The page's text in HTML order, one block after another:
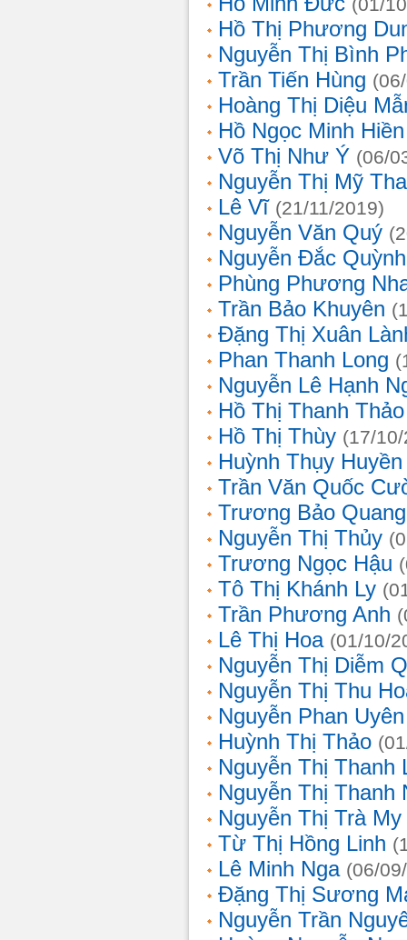
Hồ Thị Phương
Nguyễn Thị Bình
Trần Tiến Hùng
Hoàng Thị Diệu
Hồ Ngọc Minh Hiền
Võ Thị Như Ý (06/
Nguyễn Thị Mỹ
Lê Vĩ (21/11/2019)
Nguyễn Văn Quý
Nguyễn Đắc
Phùng Phương
Trần Bảo Khuyên
Đặng Thị Xuân
Phan Thanh Long
Nguyễn Lê Hạnh
Hồ Thị Thanh Thảo
Hồ Thị Thùy (17/
Huỳnh Thụy
Trần Văn Quốc
Trương Bảo
Nguyễn Thị Thủy
Trương Ngọc Hậu
Tô Thị Khánh Ly
Trần Phương Anh
Lê Thị Hoa (01/10/
Nguyễn Thị Diễm
Nguyễn Thị Thu
Nguyễn Phan
Huỳnh Thị Thảo
Nguyễn Thị Thanh
Nguyễn Thị Thanh
Nguyễn Thị Trà My
Từ Thị Hồng Linh
Lê Minh Nga (06/
Đặng Thị Sương
Nguyễn Trần